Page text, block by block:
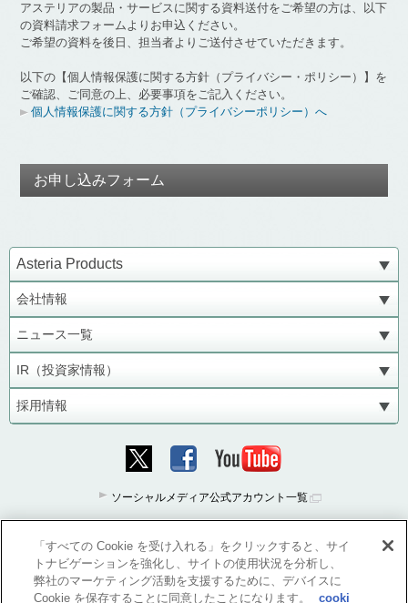
アステリアの製品・サービスに関する資料送付をご希望の方は、以下
の資料請求フォームよりお申込ください。
ご希望の資料を後日、担当者よりご送付させていただきます。
以下の【個人情報保護に関する方針（プライバシー・ポリシー）】を
ご確認、ご同意の上、必要事項をご記入ください。
個人情報保護に関する方針（プライバシーポリシー）へ
お申し込みフォーム
Asteria Products
会社情報
ニュース一覧
IR（投資家情報）
採用情報
ソーシャルメディア公式アカウント一覧
「すべての Cookie を受け入れる」をクリックすると、サイ
トナビゲーションを強化し、サイトの使用状況を分析し、
弊社のマーケティング活動を支援するために、デバイスに
Cookie を保存することに同意したことになります。
cooki